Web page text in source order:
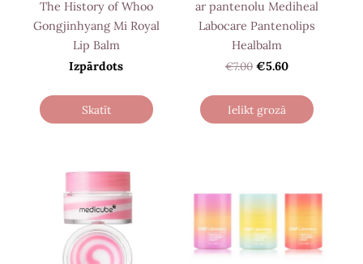
The History of Whoo
Gongjinhyang Mi Royal
Lip Balm
Izpārdots
Skatīt
ar pantenolu Mediheal
Labocare Pantenolips
Healbalm
€7.00 €5.60
Ielikt grozā